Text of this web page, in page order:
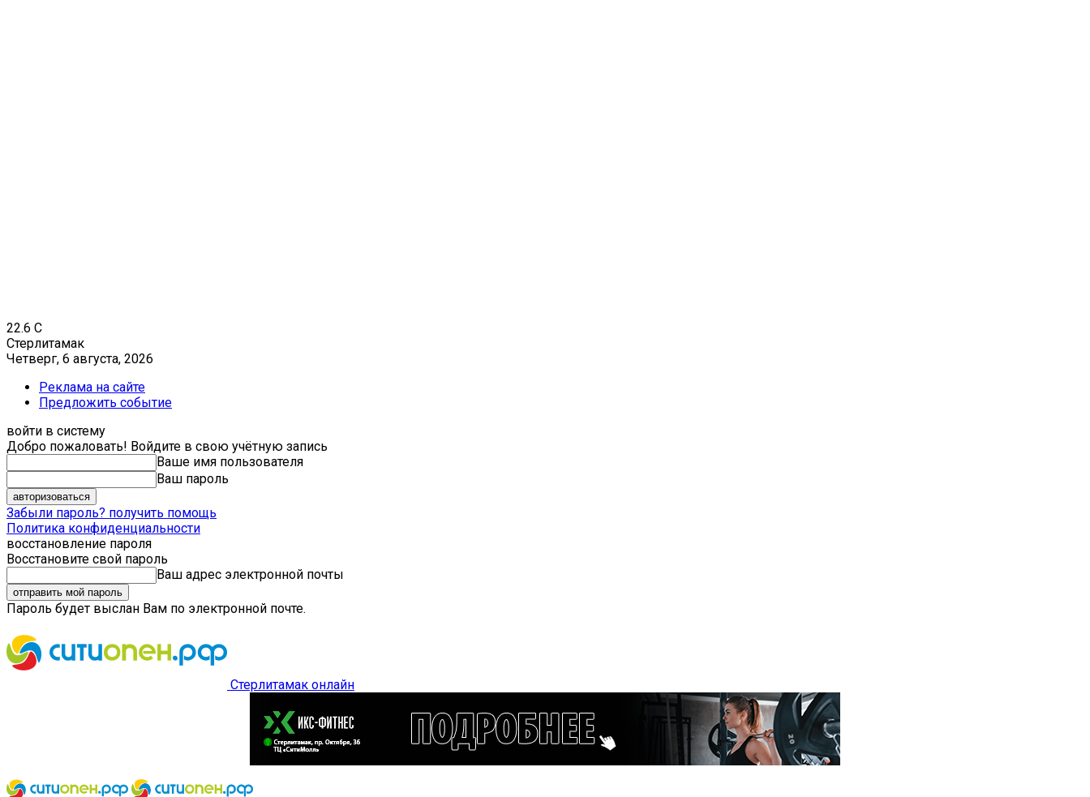
22.6 C
Стерлитамак
Четверг, 6 августа, 2026
Реклама на сайте
Предложить событие
войти в систему
Добро пожаловать! Войдите в свою учётную запись
Ваше имя пользователя
Ваш пароль
Забыли пароль? получить помощь
Политика конфиденциальности
восстановление пароля
Восстановите свой пароль
Ваш адрес электронной почты
Пароль будет выслан Вам по электронной почте.
Стерлитамак онлайн